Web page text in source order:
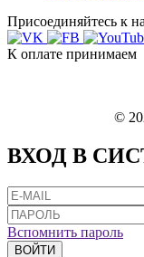
Присоединяйтесь к
К оплате принимаем
©
ВХОД В
Вспомнить пароль
ВОЙТИ